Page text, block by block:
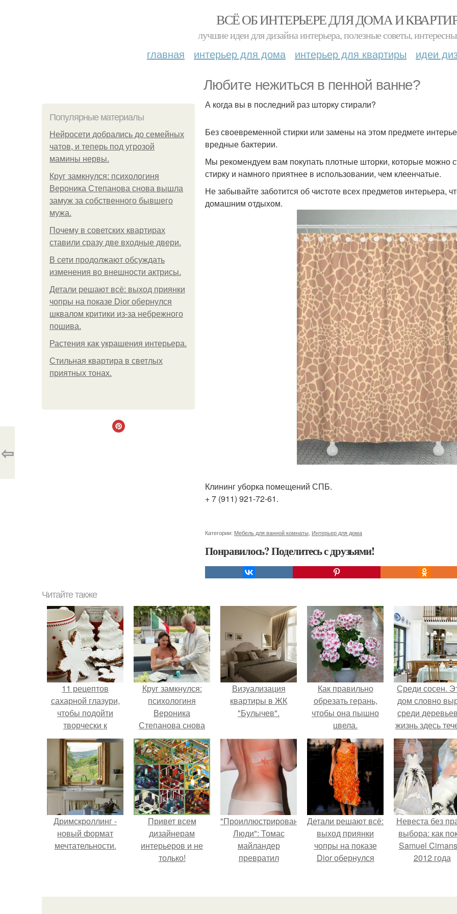
ВСЁ ОБ ИНТЕРЬЕРЕ ДЛЯ ДОМА И
лучшие идеи для дизайна интерьера, полезные советы,
главная интерьер для дома интерьер для квартиры идеи
Любите нежиться в пенной ванне?
Популярные материалы
Нейросети добрались до семейных
чатов, и теперь под угрозой
мамины нервы.
Круг замкнулся: психологиня
Вероника Степанова снова вышла
замуж за собственного бывшего
мужа.
Почему в советских квартирах
ставили сразу две входные двери.
В сети продолжают обсуждать
изменения во внешности актрисы.
Детали решают всё: выход приянки
чопры на показе Dior обернулся
шквалом критики из-за небрежного
пошива.
Растения как украшения интерьера.
Стильная квартира в светлых
приятных тонах.
А когда вы в последний раз шторку стирали?
Без своевременной стирки или замены на этом предмете
вредные бактерии.
Мы рекомендуем вам покупать плотные шторки, которые можно
стирку и намного приятнее в использовании, чем клеенчатые.
Не забывайте заботится об чистоте всех предметов
домашним отдыхом.
Клининг уборка помещений СПБ.
+ 7 (911) 921-72-61.
Категории: Мебель для ванной комнаты Интерьер для дома
Понравилось? Поделитесь с друзьями!
⇦
Читайте также
11 рецептов
сахарной глазури,
чтобы подойти
творчески к
украшению
печенюшек.
Круг замкнулся:
психологиня
Вероника
Степанова снова
вышла замуж за
собственного
бывшего мужа.
Визуализация
квартиры в ЖК
"Булычев".
Как правильно
обрезать герань,
чтобы она пышно
цвела.
Среди сосен.
дом словно
среди
жизнь здесь
собственном
- спокойно,
спешки и
шума.
Дримскроллинг -
новый формат
мечтательности.
Привет всем
дизайнерам
интерьеров и не
только!
"Проиллюстрированные
Люди": Томас
майландер
превратил
Детали решают всё:
выход приянки
чопры на показе
Dior обернулся
пошива.
Невеста без
выбора: как
Samuel
2012 года